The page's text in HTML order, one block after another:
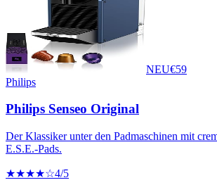
NEU€59
Philips
Philips Senseo Original
Der Klassiker unter den Padmaschinen mit
E.S.E.-Pads.
★★★★☆4/5